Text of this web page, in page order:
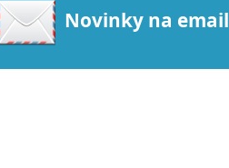
Novinky na email